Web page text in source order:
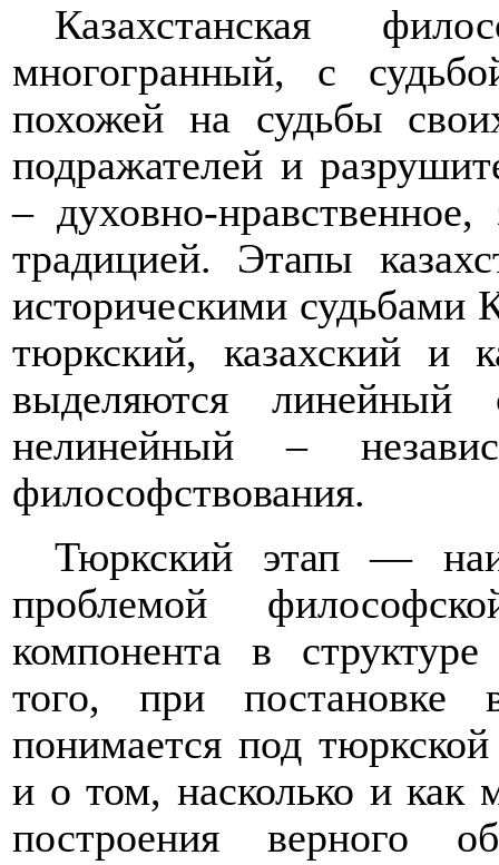
Казахстанская
многогранный, с
похожей на судьбы
подражателей и
– духовно-
традицией. Этапы
историческими судьбами
тюркский, казахский и
выделяются линейный
нелинейный –
философствования.
Тюркский этап —
проблемой
компонента в
того, при
понимается под
и о том, насколько и как
построения верного